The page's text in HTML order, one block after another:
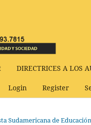
DIRECTRICES A LOS
Login Register
Sudamericana de